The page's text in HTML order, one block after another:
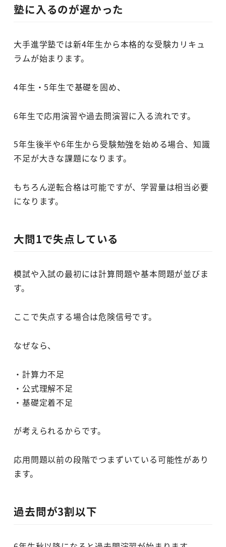
塾に入るのが遅かった
大手進学塾では新4年生から本格的な受験カリキュ
ラムが始まります。
4年生・5年生で基礎を固め、
6年生で応用演習や過去問演習に入る流れです。
5年生後半や6年生から受験勉強を始める場合、知識
不足が大きな課題になります。
もちろん逆転合格は可能ですが、学習量は相当必要
になります。
大問1で失点している
模試や入試の最初には計算問題や基本問題が並びま
す。
ここで失点する場合は危険信号です。
なぜなら、
・計算力不足
・公式理解不足
・基礎定着不足
が考えられるからです。
応用問題以前の段階でつまずいている可能性があり
ます。
過去問が3割以下